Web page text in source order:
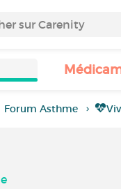
Forum Asthme